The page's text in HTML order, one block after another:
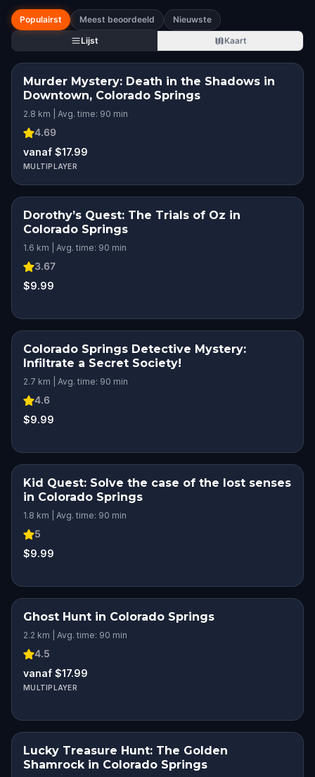
Populairst Meest beoordeeld
Nieuwste
Lijst
Kaart
Murder Mystery: Death in the Shadows in
Downtown, Colorado Springs
2.8 km | Avg. time: 90 min
4.69
vanaf $17.99
MULTIPLAYER
Dorothy’s Quest: The Trials of Oz in
Colorado Springs
1.6 km | Avg. time: 90 min
3.67
$9.99
Colorado Springs Detective Mystery:
Infiltrate a Secret Society!
2.7 km | Avg. time: 90 min
4.6
$9.99
Kid Quest: Solve the case of the lost senses
in Colorado Springs
1.8 km | Avg. time: 90 min
5
$9.99
Ghost Hunt in Colorado Springs
2.2 km | Avg. time: 90 min
4.5
vanaf $17.99
MULTIPLAYER
Lucky Treasure Hunt: The Golden
Shamrock in Colorado Springs